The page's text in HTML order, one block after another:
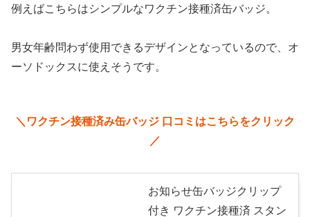
例えばこちらはシンプルなワクチン接種済缶バッジ。
男女年齢問わず使用できるデザインとなっているので、オ
ーソドックスに使えそうです。
＼ワクチン接種済み缶バッジ 口コミはこちらをクリック
／
お知らせ缶バッジクリップ
付き ワクチン接種済 スタン